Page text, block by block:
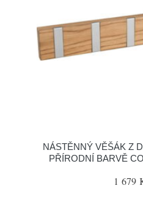
NÁSTĚNNÝ VĚŠÁK Z
PŘÍRODNÍ BARVĚ
1 679